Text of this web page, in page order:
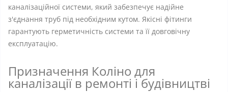
каналізаційної системи, який забезпечує надійне
з'єднання труб під необхідним кутом. Якісні фітинги
гарантують герметичність системи та її довговічну
експлуатацію.
Призначення Коліно для
каналізації в ремонті і будівництві